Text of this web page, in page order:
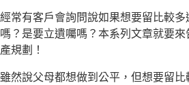
經常有客戶會詢問說如果想要留比較
嗎？是要立遺囑嗎？本系列文章就要
產規劃！
雖然說父母都想做到公平，但想要留